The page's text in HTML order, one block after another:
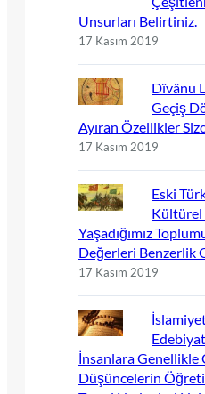
Unsurları Belirtiniz.
17 Kasım 2019
Dîvânu
Geçiş
Ayıran Özellikler
17 Kasım 2019
Eski
Kültürel
Yaşadığımız
Değerleri Benzerlik
17 Kasım 2019
İnsanlara Genellikle
Düşüncelerin